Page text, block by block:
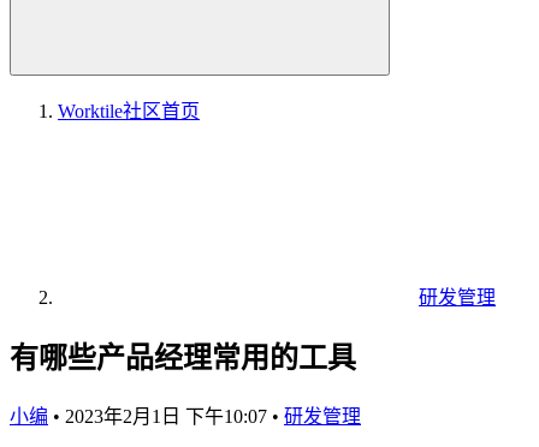
Worktile社区首页
研发管理
有哪些产品经理常用的工具
小编 • 2023年2月1日 下午10:07 • 研发管理